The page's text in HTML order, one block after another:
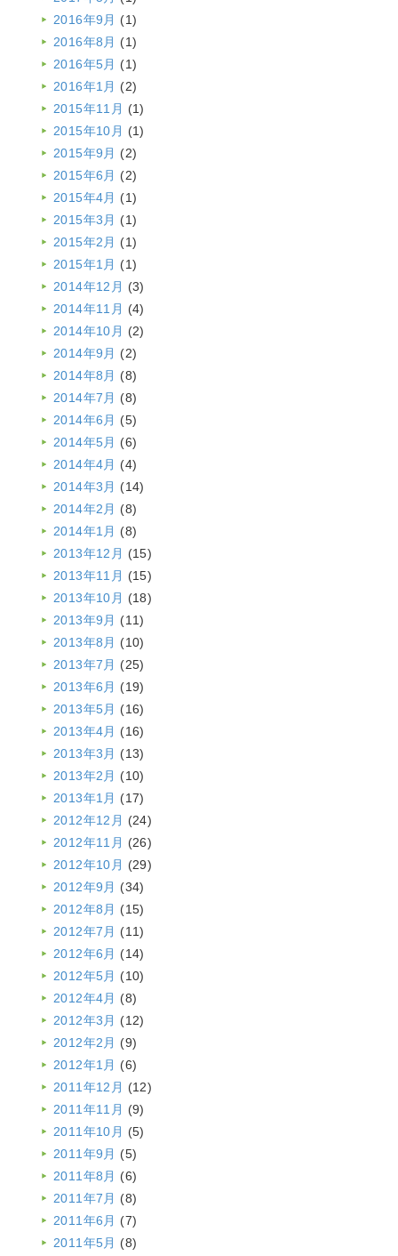
2016年9月 (1)
2016年8月 (1)
2016年5月 (1)
2016年1月 (2)
2015年11月 (1)
2015年10月 (1)
2015年9月 (2)
2015年6月 (2)
2015年4月 (1)
2015年3月 (1)
2015年2月 (1)
2015年1月 (1)
2014年12月 (3)
2014年11月 (4)
2014年10月 (2)
2014年9月 (2)
2014年8月 (8)
2014年7月 (8)
2014年6月 (5)
2014年5月 (6)
2014年4月 (4)
2014年3月 (14)
2014年2月 (8)
2014年1月 (8)
2013年12月 (15)
2013年11月 (15)
2013年10月 (18)
2013年9月 (11)
2013年8月 (10)
2013年7月 (25)
2013年6月 (19)
2013年5月 (16)
2013年4月 (16)
2013年3月 (13)
2013年2月 (10)
2013年1月 (17)
2012年12月 (24)
2012年11月 (26)
2012年10月 (29)
2012年9月 (34)
2012年8月 (15)
2012年7月 (11)
2012年6月 (14)
2012年5月 (10)
2012年4月 (8)
2012年3月 (12)
2012年2月 (9)
2012年1月 (6)
2011年12月 (12)
2011年11月 (9)
2011年10月 (5)
2011年9月 (5)
2011年8月 (6)
2011年7月 (8)
2011年6月 (7)
2011年5月 (8)